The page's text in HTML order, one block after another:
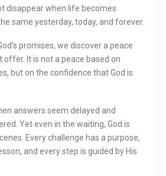
disappear when life becomes
same yesterday, today, and forever.
promises, we discover a peace
It is not a peace based on
but on the confidence that God is
answers seem delayed and
Yet even in the waiting, God is
Every challenge has a purpose,
and every step is guided by His